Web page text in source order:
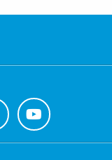
Ga
naar
Youtube